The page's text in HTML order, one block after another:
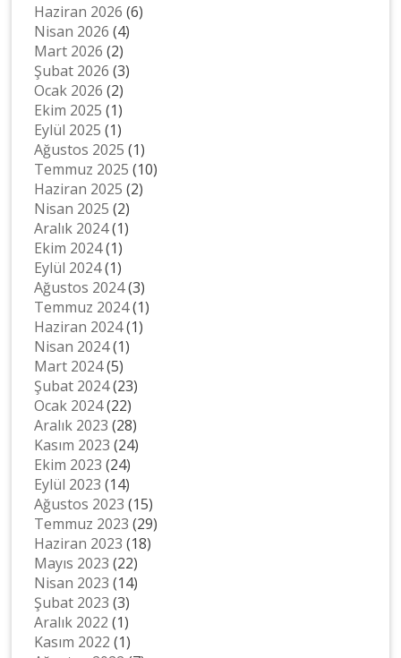
Haziran 2026 (6)
Nisan 2026 (4)
Mart 2026 (2)
Şubat 2026 (3)
Ocak 2026 (2)
Ekim 2025 (1)
Eylül 2025 (1)
Ağustos 2025 (1)
Temmuz 2025 (10)
Haziran 2025 (2)
Nisan 2025 (2)
Aralık 2024(1)
Ekim 2024(1)
Eylül 2024(1)
Ağustos 2024(3)
Temmuz 2024(1)
Haziran 2024(1)
Nisan 2024(1)
Mart 2024(5)
Şubat 2024(23)
Ocak 2024(22)
Aralık 2023 (28)
Kasım 2023 (24)
Ekim 2023 (24)
Eylül 2023 (14)
Ağustos 2023 (15)
Temmuz 2023 (29)
Haziran 2023 (18)
Mayıs 2023 (22)
Nisan 2023 (14)
Şubat 2023 (3)
Aralık 2022 (1)
Kasım 2022 (1)